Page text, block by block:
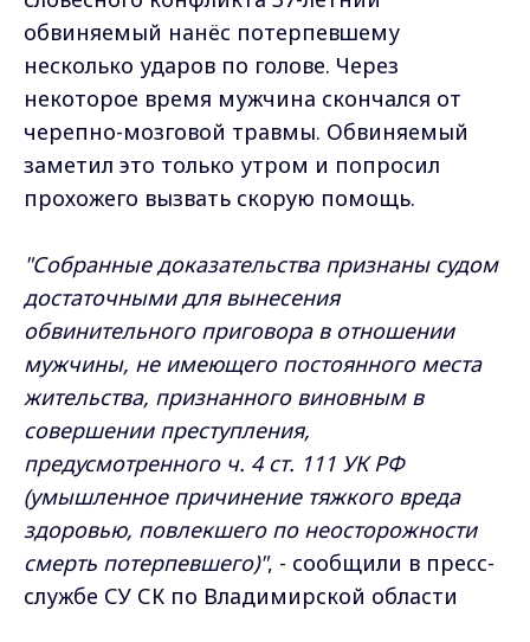
обвиняемый нанёс потерпевшему
несколько ударов по голове. Через
некоторое время мужчина скончался от
черепно-мозговой травмы. Обвиняемый
заметил это только утром и попросил
прохожего вызвать скорую помощь.
"Собранные доказательства признаны судом
достаточными для вынесения
обвинительного приговора в отношении
мужчины, не имеющего постоянного места
жительства, признанного виновным в
совершении преступления,
предусмотренного ч. 4 ст. 111 УК РФ
(умышленное причинение тяжкого вреда
здоровью, повлекшего по неосторожности
смерть потерпевшего)", - сообщили в пресс-
службе СУ СК по Владимирской области